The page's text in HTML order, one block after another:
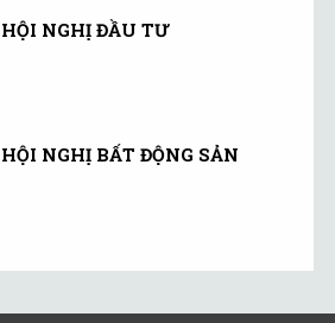
HỘI NGHỊ ĐẦU TƯ
HỘI NGHỊ BẤT ĐỘNG SẢN